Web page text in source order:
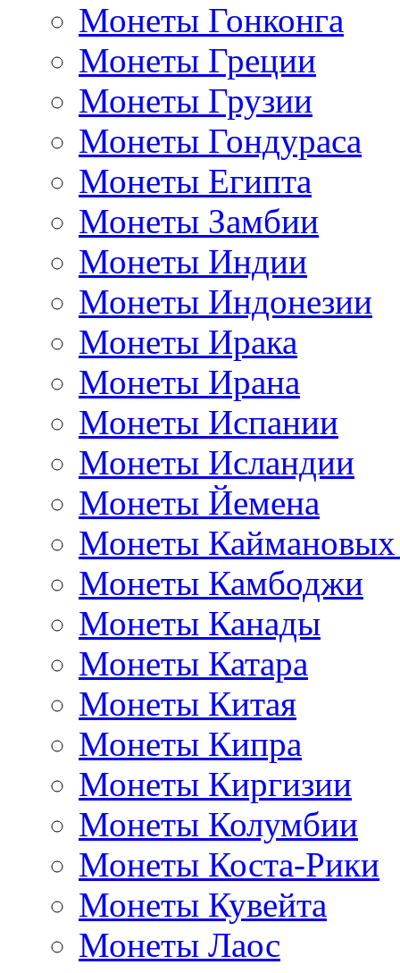
Монеты Гонконга
Монеты Греции
Монеты Грузии
Монеты Гондураса
Монеты Египта
Монеты Замбии
Монеты Индии
Монеты Индонезии
Монеты Ирака
Монеты Ирана
Монеты Испании
Монеты Исландии
Монеты Йемена
Монеты Каймановых
Монеты Камбоджи
Монеты Канады
Монеты Катара
Монеты Китая
Монеты Кипра
Монеты Киргизии
Монеты Колумбии
Монеты Коста-Рики
Монеты Кувейта
Монеты Лаос